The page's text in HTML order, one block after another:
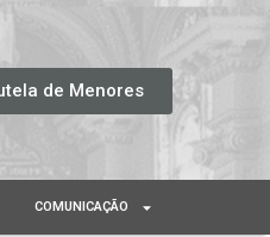
de Menores
COMUNICAÇÃO